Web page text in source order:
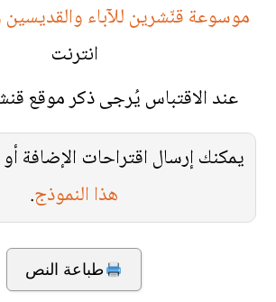
موسوعة قنّشرين للآباء والقديسين
انترنت
عند الاقتباس يُرجى ذكر موقع
يمكنك إرسال اقتراحات الإضافة
هذا النموذج.
طباعة النص